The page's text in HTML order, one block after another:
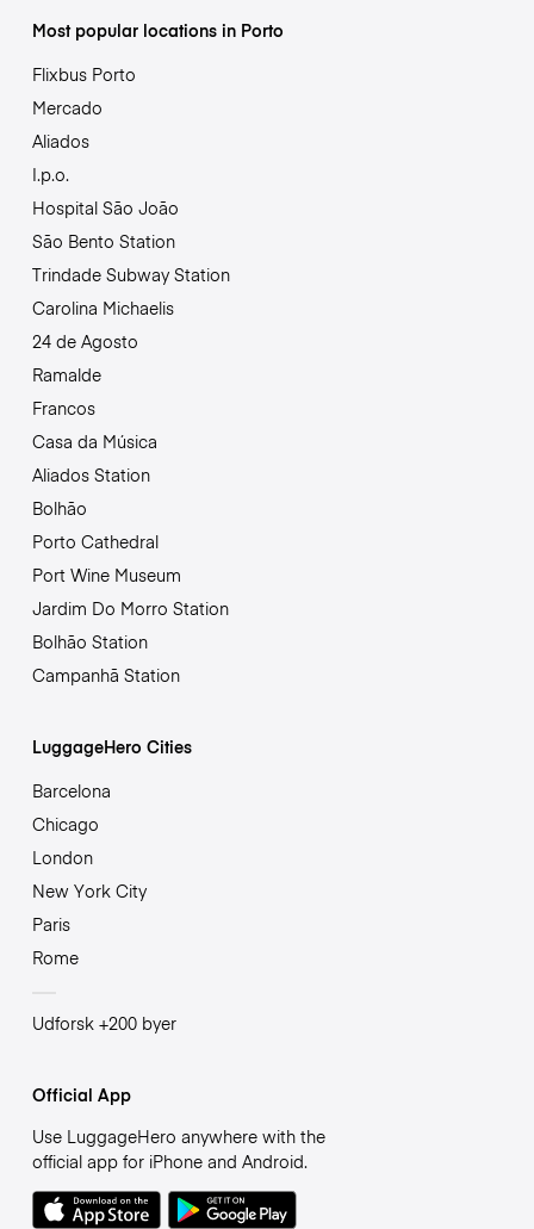
Most popular locations in Porto
Flixbus Porto
Mercado
Aliados
I.p.o.
Hospital São João
São Bento Station
Trindade Subway Station
Carolina Michaelis
24 de Agosto
Ramalde
Francos
Casa da Música
Aliados Station
Bolhão
Porto Cathedral
Port Wine Museum
Jardim Do Morro Station
Bolhão Station
Campanhã Station
LuggageHero Cities
Barcelona
Chicago
London
New York City
Paris
Rome
Udforsk +200 byer
Official App
Use LuggageHero anywhere with the
official app for iPhone and Android.